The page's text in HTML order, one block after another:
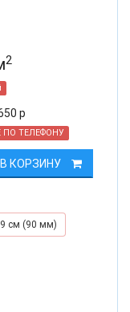
2
р
ПО ТЕЛЕФОНУ
В КОРЗИНУ
9 см (90 мм)